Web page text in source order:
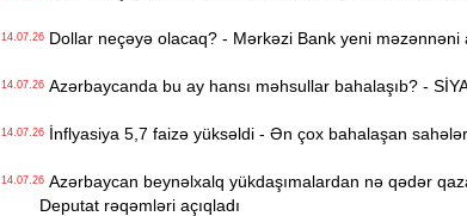
14.07.26Dollar neçəyə olacaq? - Mərkəzi Bank yeni məzənnəni
14.07.26Azərbaycanda bu ay hansı məhsullar bahalaşıb? -
14.07.26İnflyasiya 5,7 faizə yüksəldi - Ən çox bahalaşan sahələr
14.07.26Azərbaycan beynəlxalq yükdaşımalardan nə qədər
Deputat rəqəmləri açıqladı